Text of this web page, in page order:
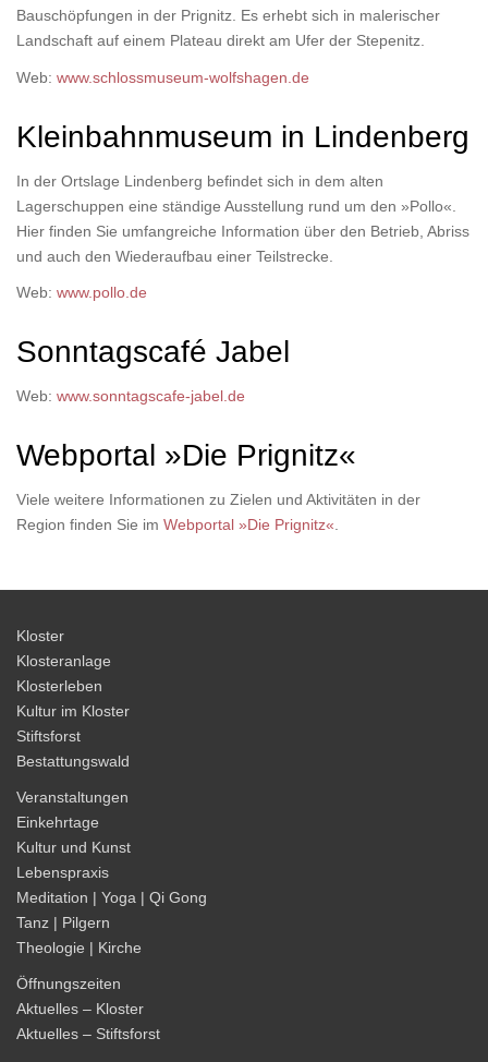
Bauschöpfungen in der Prignitz. Es erhebt sich in malerischer
Landschaft auf einem Plateau direkt am Ufer der Stepenitz.
Web: www.schlossmuseum-wolfshagen.de
Kleinbahnmuseum in Lindenberg
In der Ortslage Lindenberg befindet sich in dem alten
Lagerschuppen eine ständige Ausstellung rund um den »Pollo«.
Hier finden Sie umfangreiche Information über den Betrieb, Abriss
und auch den Wiederaufbau einer Teilstrecke.
Web: www.pollo.de
Sonntagscafé Jabel
Web: www.sonntagscafe-jabel.de
Webportal »Die Prignitz«
Viele weitere Informationen zu Zielen und Aktivitäten in der
Region finden Sie im Webportal »Die Prignitz«
Kloster
Klosteranlage
Klosterleben
Kultur im Kloster
Stiftsforst
Bestattungswald
Veranstaltungen
Einkehrtage
Kultur und Kunst
Lebenspraxis
Meditation | Yoga | Qi Gong
Tanz | Pilgern
Theologie | Kirche
Öffnungszeiten
Aktuelles – Kloster
Aktuelles – Stiftsforst